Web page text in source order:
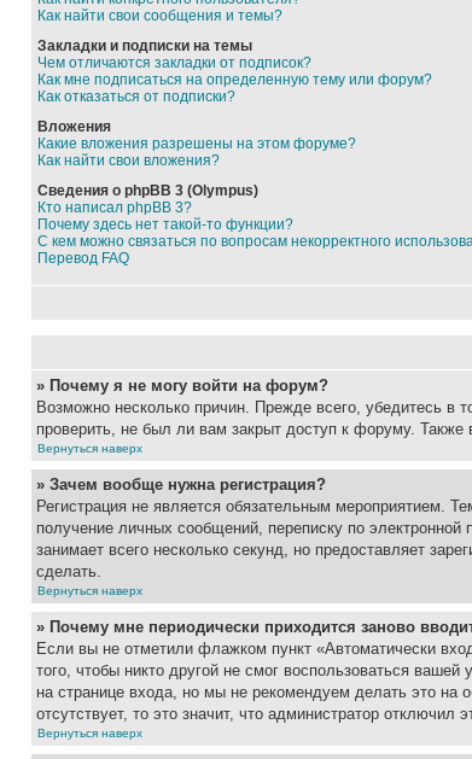
Как найти свои сообщения и темы?
Закладки и подписки на темы
Чем отличаются закладки от подписок?
Как мне подписаться на определенную тему или форум?
Как отказаться от подписки?
Вложения
Какие вложения разрешены на этом форуме?
Как найти свои вложения?
Сведения о phpBB 3 (Olympus)
Кто написал phpBB 3?
Почему здесь нет такой-то функции?
С кем можно связаться по вопросам некорректного
Перевод FAQ
» Почему я не могу войти на форум?
Возможно несколько причин. Прежде всего, убедитесь в
проверить, не был ли вам закрыт доступ к форуму.
Вернуться наверх
» Зачем вообще нужна регистрация?
Регистрация не является обязательным мероприятием.
получение личных сообщений, переписку по
занимает всего несколько секунд, но предоставляет
сделать.
Вернуться наверх
» Почему мне периодически приходится заново
Если вы не отметили флажком пункт «Автоматически
того, чтобы никто другой не смог воспользоваться
на странице входа, но мы не рекомендуем делать это на
отсутствует, то это значит, что администратор отключил
Вернуться наверх